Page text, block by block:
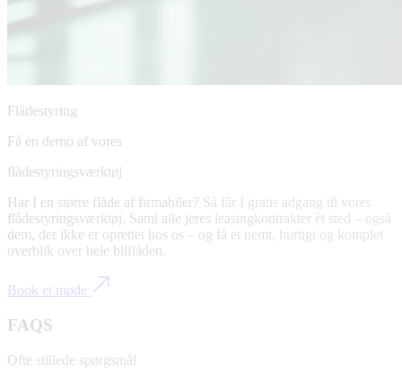
Flådestyring
Få en demo af vores
flådestyringsværktøj
Har I en større flåde af firmabiler? Så får I gratis adgang til vores
flådestyringsværktøj. Saml alle jeres leasingkontrakter ét sted – også
dem, der ikke er oprettet hos os – og få et nemt, hurtigt og komplet
overblik over hele bilflåden.
Book et møde
FAQS
Ofte stillede spørgsmål